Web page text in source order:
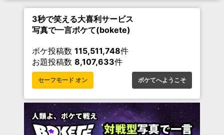
3秒で笑える大喜利サービス
写真で一言ボケて(bokete)
ボケ投稿数 115,511,748件
お題投稿数 8,107,633件
セーフモード オン ボケてへようこそ